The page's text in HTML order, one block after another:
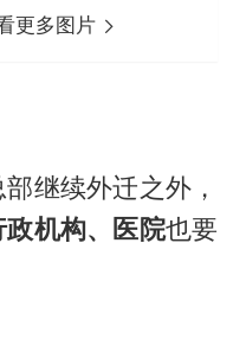
更多图片
继续外迁之外，
机构、医院也要